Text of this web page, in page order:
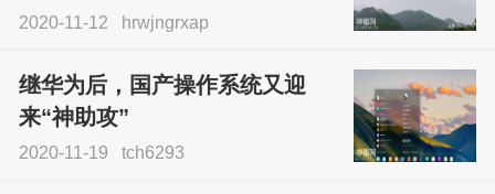
2020-11-12 hrwjngrxap
继华为后，国产操作系统又迎
来“神助攻”
2020-11-19 tch6293